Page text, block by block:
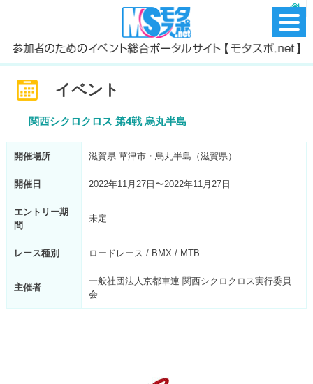
イベント
関西シクロクロス 第4戦 烏丸半島
開催場所 滋賀県 草津市・烏丸半島（滋賀県）
開催日 2022年11月27日〜2022年11月27日
エントリー期
間
未定
レース種別 ロードレース / BMX / MTB
主催者
一般社団法人京都車連 関西シクロクロス実行委員
会